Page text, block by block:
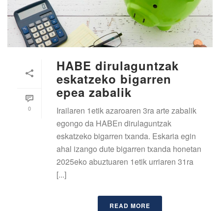
0
HABE dirulaguntzak
eskatzeko bigarren
epea zabalik
Irailaren 1etik azaroaren 3ra arte zabalik
egongo da HABEn dirulaguntzak
eskatzeko bigarren txanda. Eskaria egin
ahal izango dute bigarren txanda honetan
2025eko abuztuaren 1etik urriaren 31ra
[...]
READ MORE